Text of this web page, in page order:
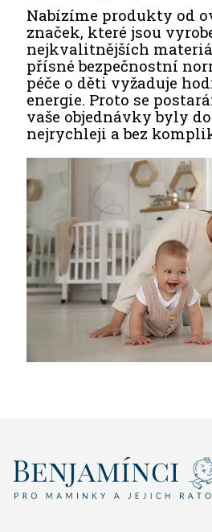
Nabízíme produkty od
značek, které jsou
nejkvalitnějších
přísné bezpečnostní
péče o děti vyžaduje
energie. Proto se
vaše objednávky byly
nejrychleji a bez